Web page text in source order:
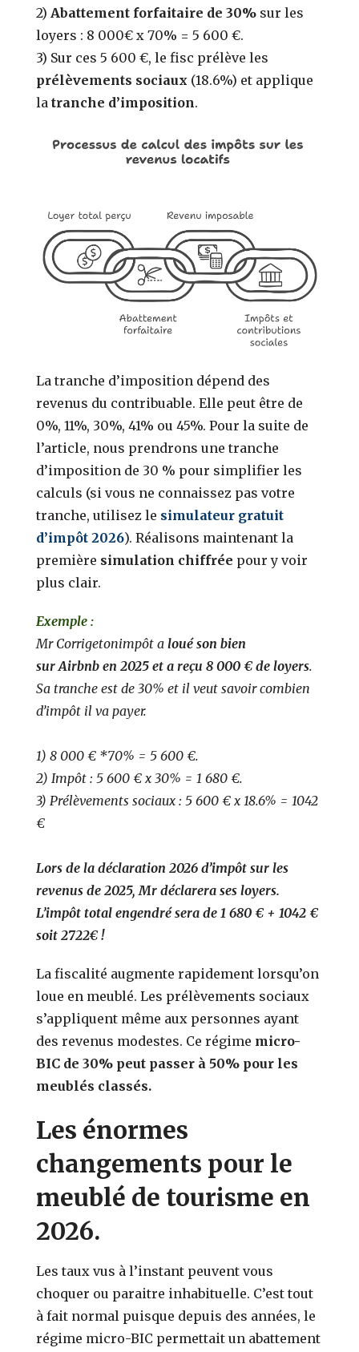
2)Abattement forfaitaire de 30% sur les
loyers : 8 000€ x 70% = 5 600 €.
3) Sur ces 5 600 €, le fisc prélève les
prélèvements sociaux (18.6%) et applique
latranche d’imposition.
La tranche d’imposition dépend des
revenus du contribuable. Elle peut être de
0%, 11%, 30%, 41% ou 45%. Pour la suite de
l’article, nous prendrons une tranche
d’imposition de 30 % pour simplifier les
calculs (si vous ne connaissez pas votre
tranche, utilisez le simulateur gratuit
d’impôt 2026). Réalisons maintenant la
première simulation chiffrée pour y voir
plus clair.
Exemple :
Mr Corrigetonimpôt aloué son bien
surAirbnb en 2025 et a reçu 8 000 € de loyers.
Sa tranche est de 30% et il veut savoir combien
d’impôt il va payer.
1) 8 000 € *70% = 5 600 €.
2) Impôt : 5 600 € x 30% = 1 680 €.
3) Prélèvements sociaux : 5 600 € x 18.6% = 1042
€
Lors de la déclaration 2026 d’impôt sur les
revenus de 2025, Mr déclarera ses loyers.
L’impôt total engendré sera de 1 680 € + 1042 €
soit 2722€ !
La fiscalité augmente rapidement lorsqu’on
loue en meublé. Les prélèvements sociaux
s’appliquent même aux personnes ayant
des revenus modestes. Ce régime micro-
BIC de 30% peut passer à 50% pour les
meublés classés.
Les énormes
changements pour le
meublé de tourisme en
2026.
Les taux vus à l’instant peuvent vous
choquer ou paraitre inhabituelle. C’est tout
à fait normal puisque depuis des années, le
régime micro-BIC permettait un abattement